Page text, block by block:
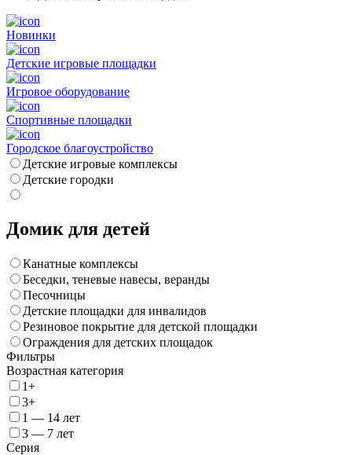
Новинки
Детские игровые площадки
Игровое оборудование
Спортивные площадки
Городское благоустройство
Детские игровые комплексы
Детские городки
Домик для детей
Канатные комплексы
Беседки, теневые навесы, веранды
Песочницы
Детские площадки для инвалидов
Резиновое покрытие для детской площадки
Ограждения для детских площадок
Фильтры
Возрастная категория
1+
3+
1 — 14 лет
3 — 7 лет
Серия